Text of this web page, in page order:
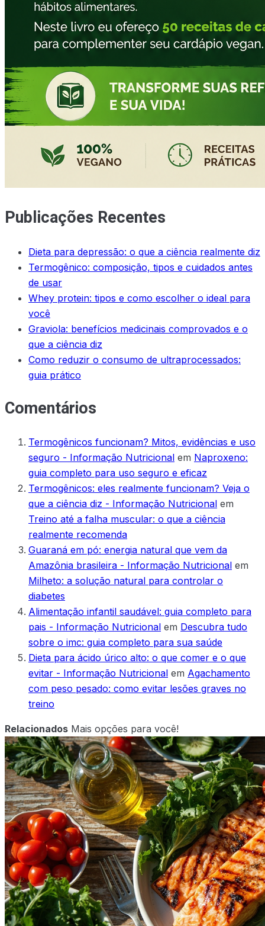
Publicações Recentes
Dieta para depressão: o que a ciência realmente diz
Termogênico: composição, tipos e cuidados antes
de usar
Whey protein: tipos e como escolher o ideal para
você
Graviola: benefícios medicinais comprovados e o
que a ciência diz
Como reduzir o consumo de ultraprocessados:
guia prático
Comentários
Termogênicos funcionam? Mitos, evidências e uso
seguro - Informação Nutricional em Naproxeno:
guia completo para uso seguro e eficaz
Termogênicos: eles realmente funcionam? Veja o
que a ciência diz - Informação Nutricional em
Treino até a falha muscular: o que a ciência
realmente recomenda
Guaraná em pó: energia natural que vem da
Amazônia brasileira - Informação Nutricional em
Milheto: a solução natural para controlar o
diabetes
Alimentação infantil saudável: guia completo para
pais - Informação Nutricional em Descubra tudo
sobre o imc: guia completo para sua saúde
Dieta para ácido úrico alto: o que comer e o que
evitar - Informação Nutricional em Agachamento
com peso pesado: como evitar lesões graves no
treino
Relacionados Mais opções para você!